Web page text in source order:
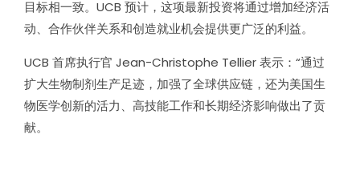
目标相一致。UCB 预计，这项最新投资将通过增加经济活
动、合作伙伴关系和创造就业机会提供更广泛的利益。
UCB 首席执行官 Jean-Christophe Tellier 表示：“通过
扩大生物制剂生产足迹，加强了全球供应链，还为美国生
物医学创新的活力、高技能工作和长期经济影响做出了贡
献。